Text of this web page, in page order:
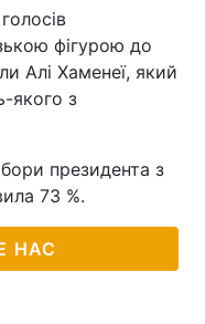
фігурою до
Алі Хаменеї, який
якого з
президента з
73 %.
НАС